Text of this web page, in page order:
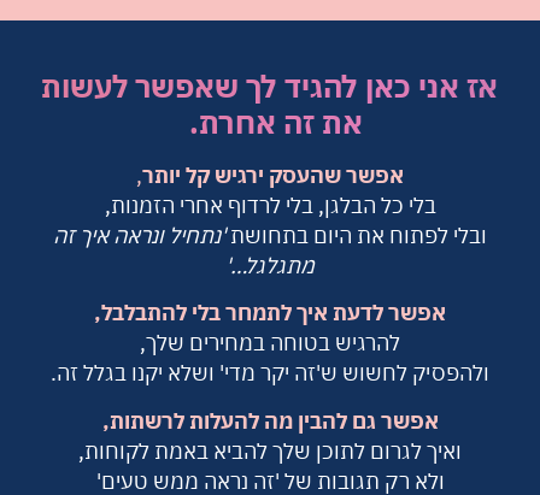
אז אני כאן להגיד לך שאפשר לעשות
את זה אחרת.
אפשר שהעסק ירגיש קל יותר,
בלי כל הבלגן, בלי לרדוף אחרי הזמנות,
ובלי לפתוח את היום בתחושת'נתחיל ונראה איך זה
מתגלגל…'
אפשר לדעת איך לתמחר בלי להתבלבל,
להרגיש בטוחה במחירים שלך,
ולהפסיק לחשוש ש'זה יקר מדי' ושלא יקנו בגלל זה.
אפשר גם להבין מה להעלות לרשתות,
ואיך לגרום לתוכן שלך להביא באמת לקוחות,
ולא רק תגובות של 'זה נראה ממש טעים'